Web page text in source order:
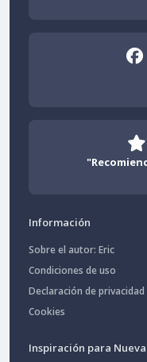
Información
Sobre el autor: Eric
Condiciones de uso
Declaración de privacidad
Cookies
Inspiración para